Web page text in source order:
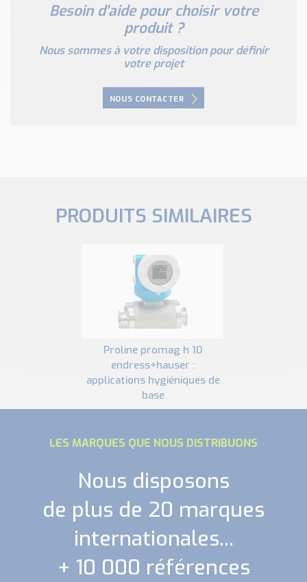
Besoin d'aide pour choisir votre
produit ?
Nous sommes à votre disposition pour définir
votre projet
NOUS CONTACTER
PRODUITS SIMILAIRES
proline promag h 10
endress+hauser :
applications hygiéniques de
base
LES MARQUES QUE NOUS DISTRIBUONS
Nous disposons
de plus de 20 marques
internationales...
+ 10 000 références